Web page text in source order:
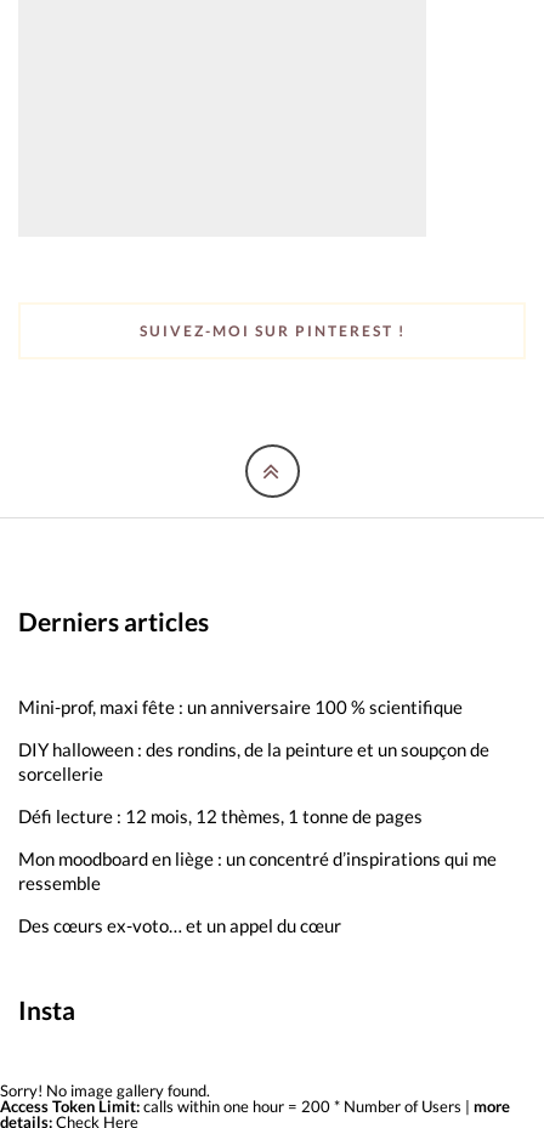
SUIVEZ-MOI SUR PINTEREST !
Derniers articles
Mini-prof, maxi fête : un anniversaire 100 % scientifique
DIY halloween : des rondins, de la peinture et un soupçon de
sorcellerie
Défi lecture : 12 mois, 12 thèmes, 1 tonne de pages
Mon moodboard en liège : un concentré d’inspirations qui me
ressemble
Des cœurs ex-voto… et un appel du cœur
Insta
Sorry! No image gallery found.
Access Token Limit:calls within one hour = 200 * Number of Users | more
details:Check Here